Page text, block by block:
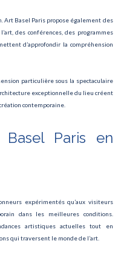
Art Basel Paris propose également des
des conférences, des programmes
d’approfondir la compréhension
particulière sous la spectaculaire
exceptionnelle du lieu créent
contemporaine.
Paris en
expérimentés qu’aux visiteurs
dans les meilleures conditions.
artistiques actuelles tout en
qui traversent le monde de l’art.